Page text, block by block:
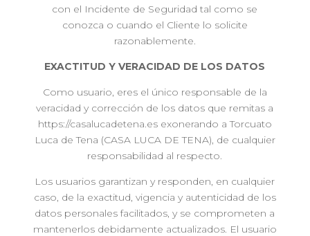
con el Incidente de Seguridad tal como se
conozca o cuando el Cliente lo solicite
razonablemente.
EXACTITUD Y VERACIDAD DE LOS DATOS
Como usuario, eres el único responsable de la
veracidad y corrección de los datos que remitas a
https://casalucadetena.es exonerando a Torcuato
Luca de Tena (CASA LUCA DE TENA), de cualquier
responsabilidad al respecto.
Los usuarios garantizan y responden, en cualquier
caso, de la exactitud, vigencia y autenticidad de los
datos personales facilitados, y se comprometen a
mantenerlos debidamente actualizados. El usuario